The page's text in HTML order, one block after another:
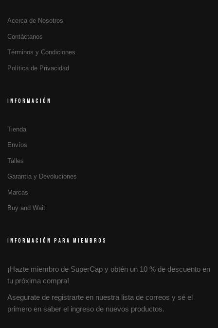
Acerca de Nosotros
Contáctanos
Términos y Condiciones
Política de Privacidad
INFORMACIÓN
Tienda
Envíos
Talles
Garantía y Devoluciones
Marcas
Buy and Wait
INFORMACIÓN PARA MIEMBROS
¡Hazte miembro de SuperCap y obtén un 10 % de descuento en
tu próxima compra!
Asegurate de registrarte en nuestra lista de correos y sé el
primero en saber el ingreso de nuevos productos.